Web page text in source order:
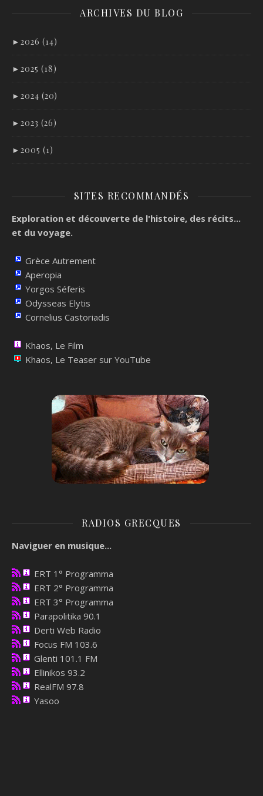
ARCHIVES DU BLOG
► 2026 (14)
► 2025 (18)
► 2024 (20)
► 2023 (26)
► 2005 (1)
SITES RECOMMANDÉS
Exploration et découverte de l'histoire, des récits...
et du voyage.
Grèce Autrement
Aperopia
Yorgos Séferis
Odysseas Elytis
Cornelius Castoriadis
Khaos, Le Film
Khaos, Le Teaser sur YouTube
RADIOS GRECQUES
Naviguer en musique...
ERT 1° Programma
ERT 2° Programma
ERT 3° Programma
Parapolitika 90.1
Derti Web Radio
Focus FM 103.6
Glenti 101.1 FM
Ellinikos 93.2
RealFM 97.8
Yasoo